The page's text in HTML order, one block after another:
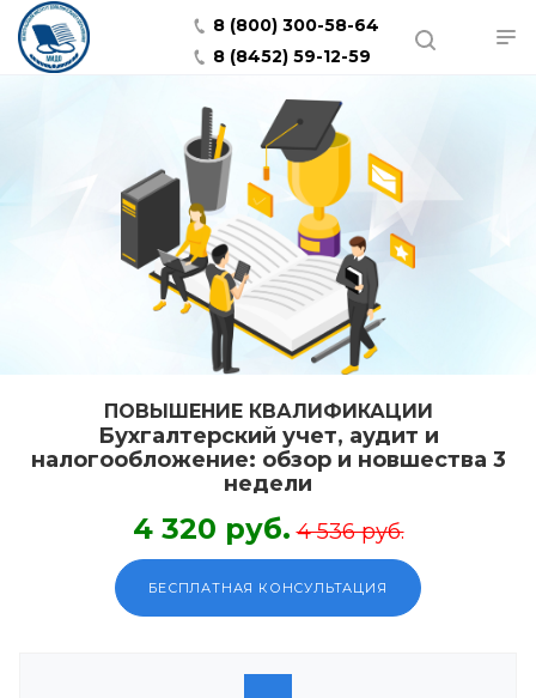
8 (800) 300-58-64
8 (8452) 59-12-59
ПОВЫШЕНИЕ КВАЛИФИКАЦИИ
Бухгалтерский учет, аудит и
налогообложение: обзор и новшества 3
недели
4 320 руб. 4 536 руб.
БЕСПЛАТНАЯ КОНСУЛЬТАЦИЯ